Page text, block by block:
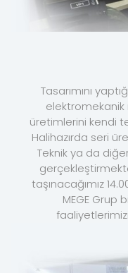
Tasarımını
üretimlerini kendi
Halihazırda seri
Teknik ya da
taşınacağımız
MEGE Grup